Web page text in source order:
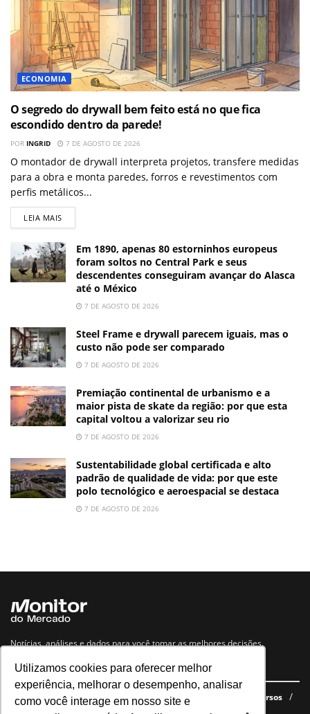
Utilizamos cookies para oferecer melhor
experiência, melhorar o desempenho, analisar
como você interage em nosso site e
ECONOMIA
O segredo do drywall bem feito está no que fica
escondido dentro da parede!
POR INGRID 7 DE AGOSTO DE 2026
O montador de drywall interpreta projetos, transfere medidas
para a obra e monta paredes, forros e revestimentos com
perfis metálicos...
LEIA MAIS
Em 1890, apenas 80 estorninhos europeus
foram soltos no Central Park e seus
descendentes conseguiram avançar do Alasca
até o México
7 DE AGOSTO DE 2026
Steel Frame e drywall parecem iguais, mas o
custo não pode ser comparado
7 DE AGOSTO DE 2026
Premiação continental de urbanismo e a
maior pista de skate da região: por que esta
capital voltou a valorizar seu rio
7 DE AGOSTO DE 2026
Sustentabilidade global certificada e alto
padrão de qualidade de vida: por que este
polo tecnológico e aeroespacial se destaca
7 DE AGOSTO DE 2026
Notícias, análises e dados para você tomar as melhores decisões.
Navegue no site
Últimas notícias Quem somos E-books gratuitos
Cursos